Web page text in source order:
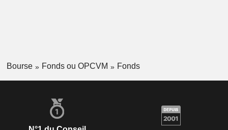
Bourse Fonds ou OPCVM Fonds